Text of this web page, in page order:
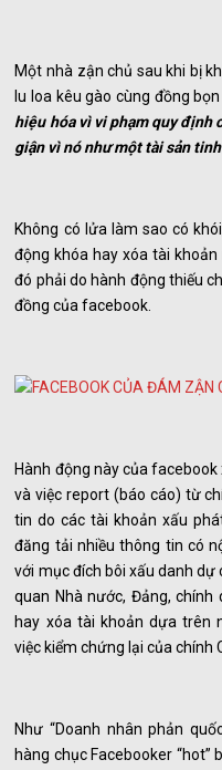
Một nhà zận chủ sau khi bị
lu loa kêu gào cùng đồng
hiệu hóa vì vi phạm quy định
giận vì nó như một tài sản
Không có lửa làm sao có
động khóa hay xóa tài
đó phải do hành động thiếu
đồng của facebook.
Hành động này của
và việc report (báo cáo) từ
tin do các tài khoản xấu
đăng tải nhiều thông tin có
với mục đích bôi xấu danh dự
quan Nhà nước, Đảng, chính
hay xóa tài khoản dựa trên
việc kiểm chứng lại của chính
Như “Doanh nhân phản
hàng chục Facebooker “hot”